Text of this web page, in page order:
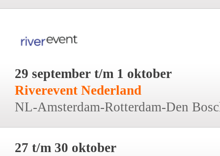
29 september t/m 1 oktober
Riverevent Nederland
NL-Amsterdam-Rotterdam-Den
27 t/m 30 oktober